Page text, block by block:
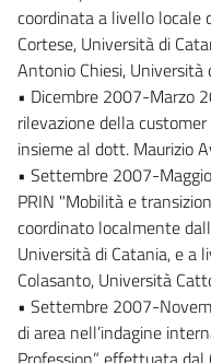
coordinata a livello locale
Cortese, Università di
Antonio Chiesi, Università
• Dicembre 2007-Marzo
rilevazione della
insieme al dott. Maurizio
• Settembre 2007-
PRIN "Mobilità e
coordinato localmente
Università di Catania, e a
Colasanto, Università
• Settembre 2007-
di area nell’indagine